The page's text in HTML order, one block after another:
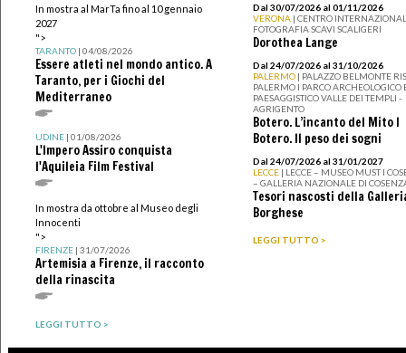
In mostra al MarTa fino al 10 gennaio
2027
">
TARANTO| 04/08/2026
Essere atleti nel mondo antico. A
Taranto, per i Giochi del
Mediterraneo
UDINE| 01/08/2026
L'Impero Assiro conquista
l'Aquileia Film Festival
In mostra da ottobre al Museo degli
Innocenti
">
FIRENZE| 31/07/2026
Artemisia a Firenze, il racconto
della rinascita
LEGGI TUTTO >
Dal 30/07/2026 al 01/11/2026
VERONA | CENTRO
FOTOGRAFIA SCAVI SCALIGERI
Dorothea Lange
Dal 24/07/2026 al 31/10/2026
PALERMO | PALAZZO BELMONTE
PALERMO I PARCO ARCHEOLOGICO
PAESAGGISTICO VALLE DEI TEMPLI -
AGRIGENTO
Botero. L’incanto del Mito I
Botero. Il peso dei sogni
Dal 24/07/2026 al 31/01/2027
LECCE | LECCE – MUSEO MUST I
– GALLERIA NAZIONALE DI
Tesori nascosti della
Borghese
LEGGI TUTTO >